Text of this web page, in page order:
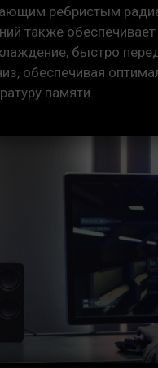
ребристым
также обеспечивает
быстро
обеспечивая
памяти.